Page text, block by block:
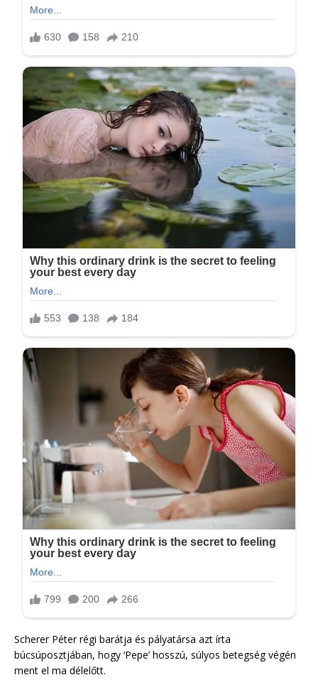
Scherer Péter régi barátja és pályatársa azt írta
búcsúposztjában, hogy ‘Pepe’ hosszú, súlyos betegség végén
ment el ma délelőtt.